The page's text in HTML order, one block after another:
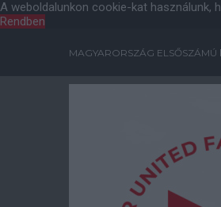
A weboldalunkon cookie-kat használunk,
Rendben
MAGYARORSZÁG ELSŐSZÁMÚ